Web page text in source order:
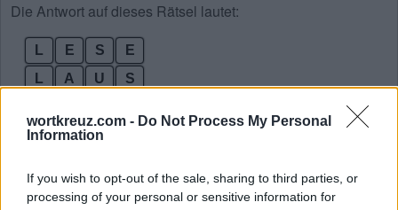
wortkreuz.com - Do Not Process My Personal
Information
If you wish to opt-out of the sale, sharing to third parties, or
processing of your personal or sensitive information for
Die Antwort auf dieses Rätsel lautet:
L E S
E
L
A U
S
E
U L
E
S E L